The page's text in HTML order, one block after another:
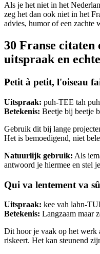
Als je het niet in het
zeg het dan ook niet in het
advies, humor of een zachte
30 Franse citaten
uitspraak en
Petit à petit, l'oiseau
Uitspraak: puh-TEE tah
Betekenis: Beetje bij beetje
Gebruik dit bij lange
Het is bemoedigend, niet
Natuurlijk gebruik: Als
antwoord je hiermee en stel
Qui va lentement va
Uitspraak: kee vah lahn-
Betekenis: Langzaam maar
Dit hoor je vaak op het werk
riskeert. Het kan steunend